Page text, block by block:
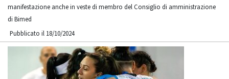
manifestazione anche in veste di membro del Consiglio di amministrazione
di Bimed
Pubblicato il 18/10/2024